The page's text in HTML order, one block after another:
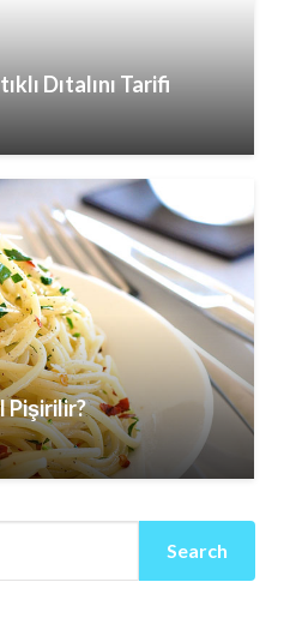
Dıtalını Tarifi
Pişirilir?